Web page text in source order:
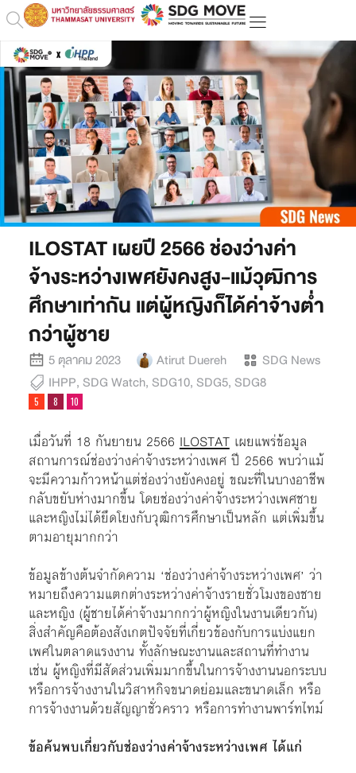
ILOSTAT เผยปี 2566 ช่องว่างค่า
จ้างระหว่างเพศยังคงสูง-แม้วุฒิการ
ศึกษาเท่ากัน แต่ผู้หญิงก็ได้ค่าจ้างต่ำ
กว่าผู้ชาย
5 ตุลาคม 2023 Atirut Duereh
SDG News
IHPP, SDG Watch, SDG10, SDG5, SDG8
เมื่อวันที่ 18 กันยายน 2566ILOSTATเผยแพร่ข้อมูล
สถานการณ์ช่องว่างค่าจ้างระหว่างเพศ ปี 2566 พบว่าแม้
จะมีความก้าวหน้าแต่ช่องว่างยังคงอยู่ ขณะที่ในบางอาชีพ
กลับขยับห่างมากขึ้น โดยช่องว่างค่าจ้างระหว่างเพศชาย
และหญิงไม่ได้ยึดโยงกับวุฒิการศึกษาเป็นหลัก แต่เพิ่มขึ้น
ตามอายุมากกว่า
ข้อมูลข้างต้นจำกัดความ ‘ช่องว่างค่าจ้างระหว่างเพศ’ ว่า
หมายถึงความแตกต่างระหว่างค่าจ้างรายชั่วโมงของชาย
และหญิง (ผู้ชายได้ค่าจ้างมากกว่าผู้หญิงในงานเดียวกัน)
สิ่งสำคัญคือต้องสังเกตปัจจัยที่เกี่ยวข้องกับการแบ่งแยก
เพศในตลาดแรงงาน ทั้งลักษณะงานและสถานที่ทำงาน
เช่น ผู้หญิงที่มีสัดส่วนเพิ่มมากขึ้นในการจ้างงานนอกระบบ
หรือการจ้างงานในวิสาหกิจขนาดย่อมและขนาดเล็ก หรือ
การจ้างงานด้วยสัญญาชั่วคราว หรือการทำงานพาร์ทไทม์
ข้อค้นพบเกี่ยวกับช่องว่างค่าจ้างระหว่างเพศ ได้แก่